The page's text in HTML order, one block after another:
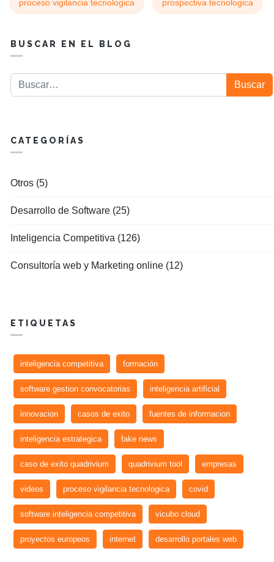
proceso vigilancia tecnologica prospectiva tecnologica
BUSCAR EN EL BLOG
Buscar Buscar
CATEGORÍAS
Otros (5)
Desarrollo de Software (25)
Inteligencia Competitiva (126)
Consultoría web y Marketing online (12)
ETIQUETAS
inteligencia competitiva formación
software gestion convocatorias inteligencia artificial
innovacion casos de exito fuentes de informacion
inteligencia estrategica fake news
caso de exito quadrivium quadrivium tool empresas
videos proceso vigilancia tecnologica covid
software inteligencia competitiva vicubo cloud
proyectos europeos internet desarrollo portales web